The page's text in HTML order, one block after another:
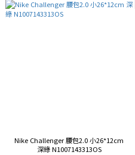
Nike Challenger 腰包2.0 小26*12cm
深綠 N1007143313OS